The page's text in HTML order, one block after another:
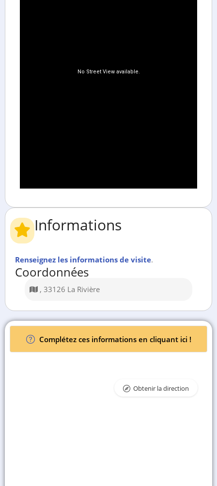
Informations
Renseignez les informations de visite.
Coordonnées
, 33126 La Rivière
Complétez ces informations en cliquant ici !
Obtenir la direction